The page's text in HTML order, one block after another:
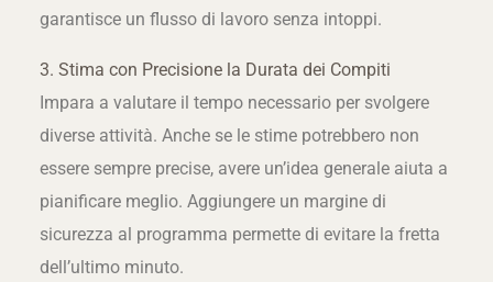
garantisce un flusso di lavoro senza intoppi.
3. Stima con Precisione la Durata dei Compiti
Impara a valutare il tempo necessario per svolgere
diverse attività. Anche se le stime potrebbero non
essere sempre precise, avere un’idea generale aiuta a
pianificare meglio. Aggiungere un margine di
sicurezza al programma permette di evitare la fretta
dell’ultimo minuto.